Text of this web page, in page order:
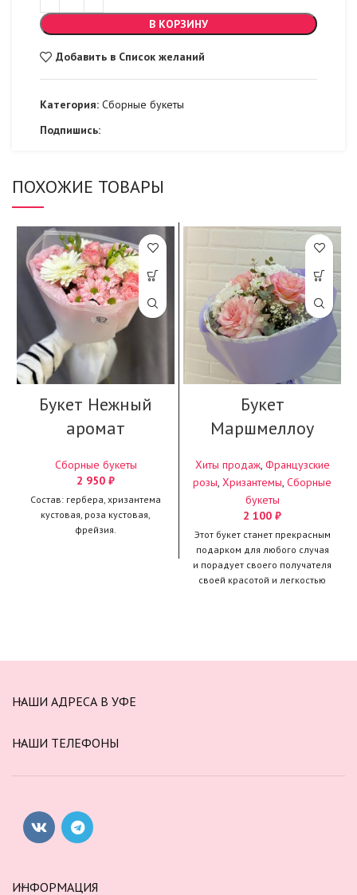
В КОРЗИНУ
Добавить в Список желаний
Категория: Сборные букеты
Подпишись:
ПОХОЖИЕ ТОВАРЫ
Букет Нежный
аромат
Сборные букеты
2 950 ₽
Состав: гербера, хризантема
кустовая, роза кустовая,
фрейзия.
Букет
Маршмеллоу
Хиты продаж, Французские
розы, Хризантемы, Сборные
букеты
2 100 ₽
Этот букет станет прекрасным
подарком для любого случая
и порадует своего получателя
своей красотой и легкостью
НАШИ АДРЕСА В УФЕ
НАШИ ТЕЛЕФОНЫ
ИНФОРМАЦИЯ